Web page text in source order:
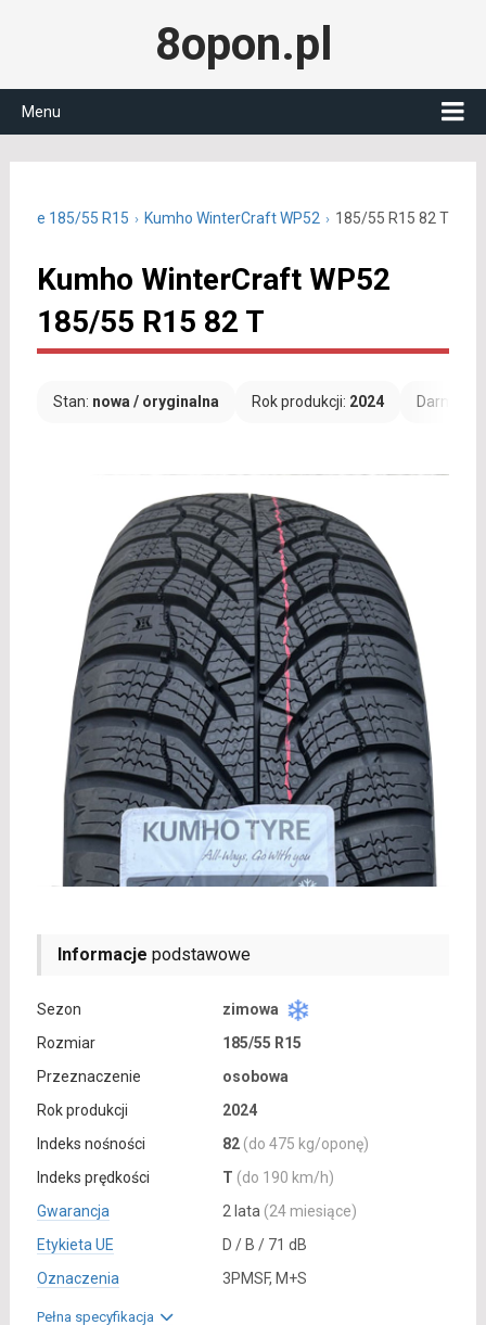
8opon.pl
Menu
185/55 R15 Kumho WinterCraft WP52 185/55 R15 82 T
Kumho WinterCraft WP52
185/55 R15 82 T
Stan: nowa / oryginalna Rok produkcji: 2024
Informacje podstawowe
Sezon
zimowa
Rozmiar
185/55 R15
Przeznaczenie
osobowa
Rok produkcji
2024
Indeks nośności
82 (do 475 kg/oponę)
Indeks prędkości
T (do 190 km/h)
Gwarancja
2 lata (24 miesiące)
Etykieta UE
D / B / 71 dB
Oznaczenia
3PMSF, M+S
Pełna specyfikacja